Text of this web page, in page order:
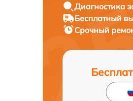
Диагностика
Бесплатный
Срочный